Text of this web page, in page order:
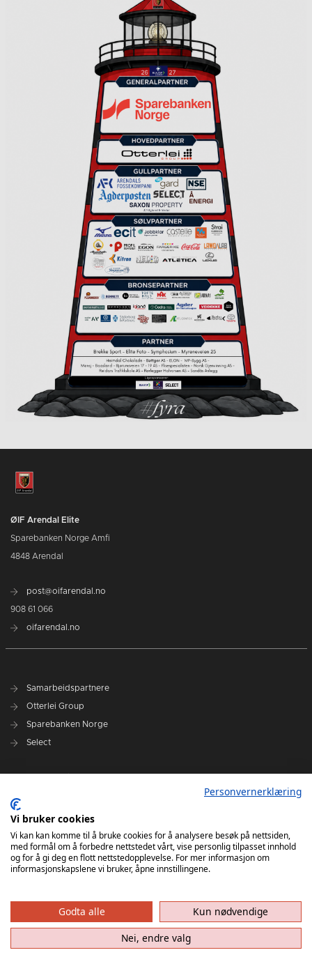
ØIF Arendal Elite
Sparebanken Norge Amfi
4848 Arendal
post@oifarendal.no
908 61 066
oifarendal.no
Samarbeidspartnere
Otterlei Group
Sparebanken Norge
Select
Spillerstall
Administrasjon
Styret
Personvernerklæring
Vi bruker cookies
Vi kan kan komme til å bruke cookies for å analysere besøk på nettsiden,
med formål om å forbedre nettstedet vårt, vise personlig tilpasset innhold
og for å gi deg en flott nettstedopplevelse. For mer informasjon om
informasjonskapslene vi bruker, åpne innstillingene.
Godta alle
Kun nødvendige
Nei, endre valg